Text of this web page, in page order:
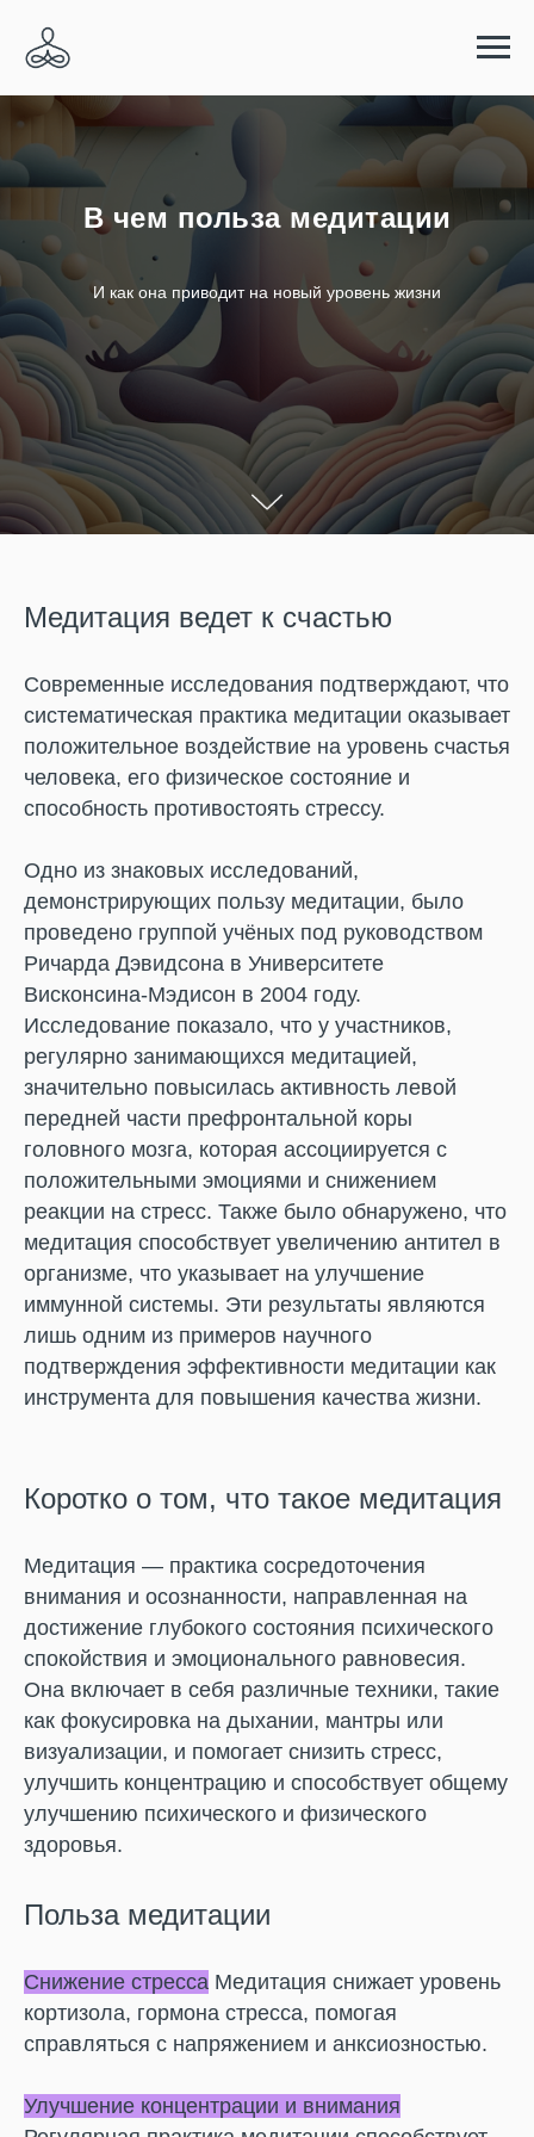
В чем польза медитации
И как она приводит на новый уровень жизни
Медитация ведет к счастью
Современные исследования подтверждают, что
систематическая практика медитации оказывает
положительное воздействие на уровень счастья
человека, его физическое состояние и
способность противостоять стрессу.
Одно из знаковых исследований,
демонстрирующих пользу медитации, было
проведено группой учёных под руководством
Ричарда Дэвидсона в Университете
Висконсина-Мэдисон в 2004 году.
Исследование показало, что у участников,
регулярно занимающихся медитацией,
значительно повысилась активность левой
передней части префронтальной коры
головного мозга, которая ассоциируется с
положительными эмоциями и снижением
реакции на стресс. Также было обнаружено, что
медитация способствует увеличению антител в
организме, что указывает на улучшение
иммунной системы. Эти результаты являются
лишь одним из примеров научного
подтверждения эффективности медитации как
инструмента для повышения качества жизни.
Коротко о том, что такое медитация
Медитация — практика сосредоточения
внимания и осознанности, направленная на
достижение глубокого состояния психического
спокойствия и эмоционального равновесия.
Она включает в себя различные техники, такие
как фокусировка на дыхании, мантры или
визуализации, и помогает снизить стресс,
улучшить концентрацию и способствует общему
улучшению психического и физического
здоровья.
Польза медитации
Снижение стресса Медитация снижает уровень
кортизола, гормона стресса, помогая
справляться с напряжением и анксиозностью.
Улучшение концентрации и внимания